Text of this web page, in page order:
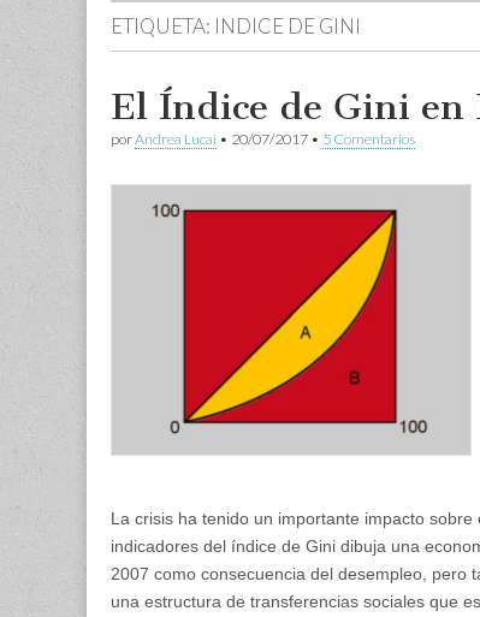
ETIQUETA: INDICE DE GINI
El Índice de Gini en
porAndrea Lucai • 20/07/2017 • 5 Comentarios
La crisis ha tenido un importante impacto
indicadores del índice de Gini dibuja una
2007 como consecuencia del desempleo, pero
una estructura de transferencias sociales que